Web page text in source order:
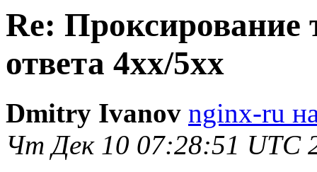
Re: Проксирование
ответа 4хх/5хх
Dmitry Ivanov nginx-ru
Чт Дек 10 07:28:51 UTC